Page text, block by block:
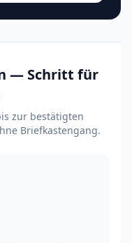
— Schritt für
zur bestätigten
Briefkastengang.